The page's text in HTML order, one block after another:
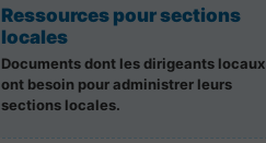
Ressources pour sections
locales
Documents dont les dirigeants locaux
ont besoin pour administrer leurs
sections locales.